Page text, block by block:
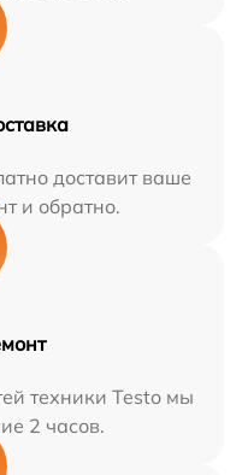
доставит ваше
и обратно.
техники Testo мы
2 часов.